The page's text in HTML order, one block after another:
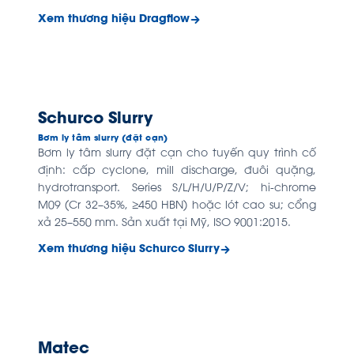
Xem thương hiệu Dragflow
Schurco Slurry
Bơm ly tâm slurry (đặt cạn)
Bơm ly tâm slurry đặt cạn cho tuyến quy trình cố
định: cấp cyclone, mill discharge, đuôi quặng,
hydrotransport. Series S/L/H/U/P/Z/V; hi-chrome
M09 (Cr 32–35%, ≥450 HBN) hoặc lót cao su; cổng
xả 25–550 mm. Sản xuất tại Mỹ, ISO 9001:2015.
Xem thương hiệu Schurco Slurry
Matec